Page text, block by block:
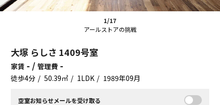
1/17
アールストアの挑戦
大塚 らしさ 1409号室
家賃 - /管理費 -
徒歩4分 50.39㎡ 1LDK 1989年09月
空室お知らせメールを受け取る